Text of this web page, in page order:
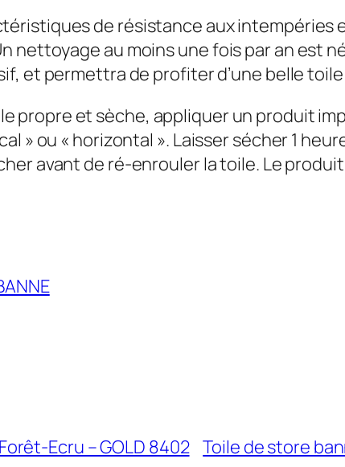
de résistance aux
nettoyage au moins une fois par an est
et permettra de profiter d’une belle toile
propre et sèche, appliquer un produit
» ou « horizontal ». Laisser sécher 1
avant de ré-enrouler la toile. Le
Ecru – GOLD 8402 Toile de store